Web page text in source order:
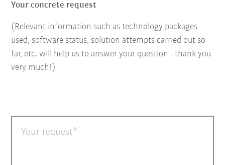
Your concrete request
(Relevant information such as technology packages
used, software status, solution attempts carried out so
far, etc. will help us to answer your question - thank you
very much!)
Your request